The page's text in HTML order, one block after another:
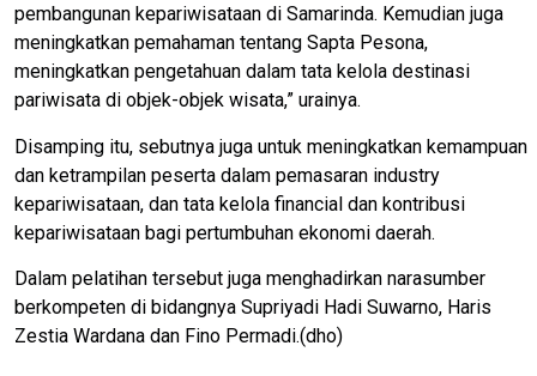
pembangunan kepariwisataan di Samarinda. Kemudian juga
meningkatkan pemahaman tentang Sapta Pesona,
meningkatkan pengetahuan dalam tata kelola destinasi
pariwisata di objek-objek wisata,” urainya.
Disamping itu, sebutnya juga untuk meningkatkan kemampuan
dan ketrampilan peserta dalam pemasaran industry
kepariwisataan, dan tata kelola financial dan kontribusi
kepariwisataan bagi pertumbuhan ekonomi daerah.
Dalam pelatihan tersebut juga menghadirkan narasumber
berkompeten di bidangnya Supriyadi Hadi Suwarno, Haris
Zestia Wardana dan Fino Permadi.(dho)